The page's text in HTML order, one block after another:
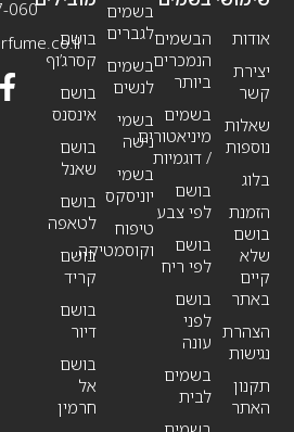
אודות
יצירת
קשר
שאלות
נוספות
בלוג
הזמנת
בושם
שלא
קיים
באתר
הצהרת
נגישות
תקנון
האתר
בשמים
לגברים
בשמים
לנשים
בשמי
נישה
בשמי
יוניסקס
טיפוח
וקוסמטיקה
הבשמים
הנמכרים
ביותר
בשמים
מיניאטורים
/ דוגמיות
בושם
לפי צבע
בושם
לפי ריח
בושם
לפני
עונה
בשמים
לבית
בושם
קסרג’וף
בושם
אינסנס
בושם
שאנל
בושם
לטאפה
בושם
קריד
בושם
דיור
בושם
אל
חרמין
060